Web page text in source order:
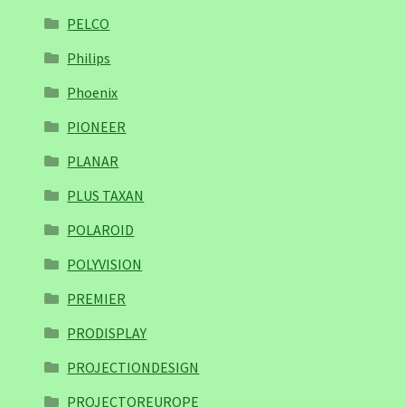
PELCO
Philips
Phoenix
PIONEER
PLANAR
PLUS TAXAN
POLAROID
POLYVISION
PREMIER
PRODISPLAY
PROJECTIONDESIGN
PROJECTOREUROPE